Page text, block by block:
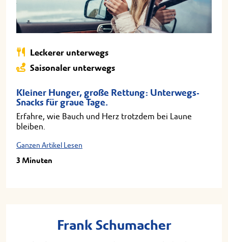
Leckerer unterwegs
Saisonaler unterwegs
Kleiner Hunger, große Rettung: Unterwegs-
Snacks für graue Tage.
Erfahre, wie Bauch und Herz trotzdem bei Laune
bleiben.
Ganzen Artikel Lesen
3 Minuten
Frank Schumacher